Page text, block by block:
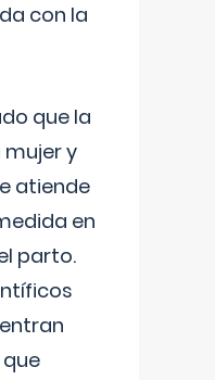
con la
que la
mujer y
atiende
en
parto.